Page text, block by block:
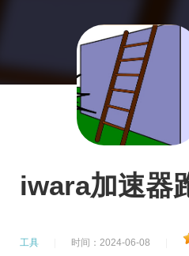
iwara加速器
工具 时间：2024-06-08